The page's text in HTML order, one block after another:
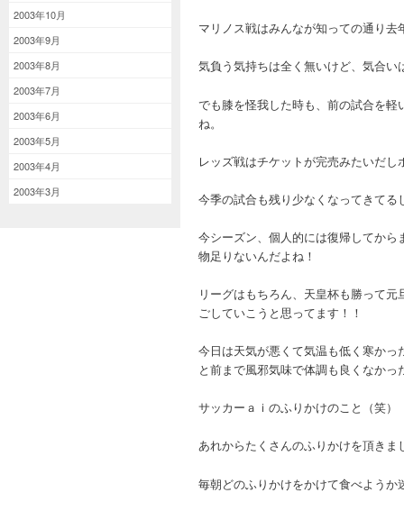
2003年10月
2003年9月
2003年8月
2003年7月
2003年6月
2003年5月
2003年4月
2003年3月
マリノス戦はみんなが知っての通り
気負う気持ちは全く無いけど、気合い
でも膝を怪我した時も、前の試合を
ね。
レッズ戦はチケットが完売みたいだ
今季の試合も残り少なくなってきて
今シーズン、個人的には復帰してか
物足りないんだよね！
リーグはもちろん、天皇杯も勝って
ごしていこうと思ってます！！
今日は天気が悪くて気温も低く寒か
と前まで風邪気味で体調も良くなか
サッカーａｉのふりかけのこと（笑）
あれからたくさんのふりかけを頂きま
毎朝どのふりかけをかけて食べようか